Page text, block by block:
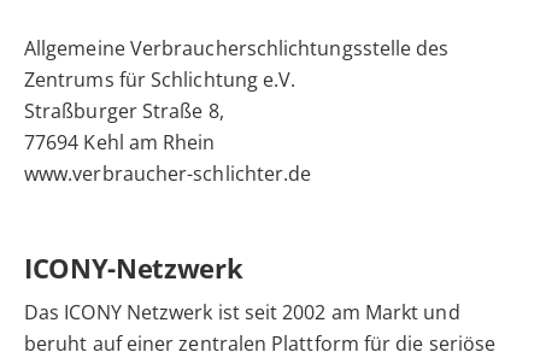
Allgemeine Verbraucherschlichtungsstelle des
Zentrums für Schlichtung e.V.
Straßburger Straße 8,
77694 Kehl am Rhein
www.verbraucher-schlichter.de
ICONY-Netzwerk
Das ICONY Netzwerk ist seit 2002 am Markt und
beruht auf einer zentralen Plattform für die seriöse